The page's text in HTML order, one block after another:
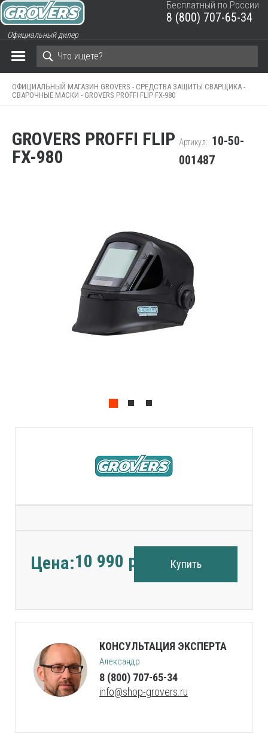
Официальный дилер
Бесплатный по России
8 (800) 707-65-34
ОФИЦИАЛЬНЫЙ МАГАЗИН GROVERS - СРЕДСТВА ЗАЩИТЫ СВАРЩИКА -
СВАРОЧНЫЕ МАСКИ - GROVERS PROFFI FLIP FX-980
GROVERS PROFFI FLIP
FX-980
Артикул: 10-50-
001487
Цена:10 990 руб. Купить
КОНСУЛЬТАЦИЯ ЭКСПЕРТА
Александр
8 (800) 707-65-34
info@shop-grovers.ru
ЗАКРЫТЬ КОРЗИНУ